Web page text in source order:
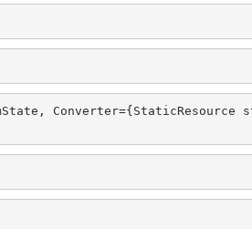
Converter={StaticResource